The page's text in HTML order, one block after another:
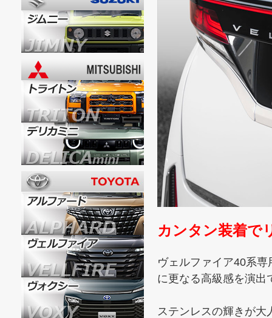
カンタン装着で
ヴェルファイア40系
に更なる高級感を演出
ステンレスの輝きが大